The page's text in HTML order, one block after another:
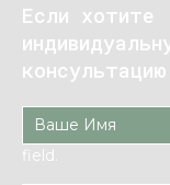
Если хотите
field.